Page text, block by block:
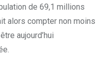
de 69,1 millions
alors compter non moins
aujourd’hui